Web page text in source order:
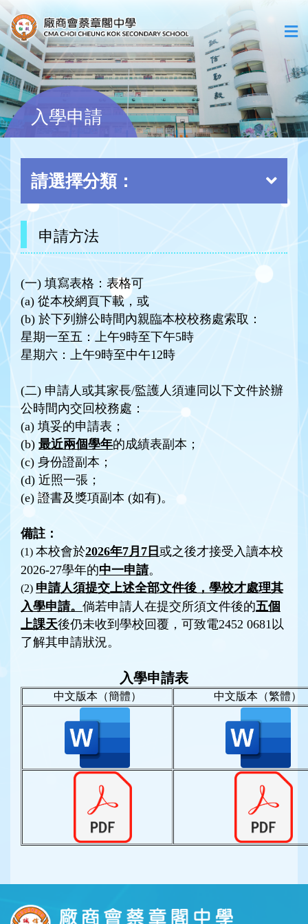
入學申請
請選擇分類：
申請方法
(一) 填寫表格：表格可
(a) 從本校網頁下載，或
(b) 於下列辦公時間內親臨本校校務處索取：
星期一至五：上午9時至下午5時
星期六：上午9時至中午12時
(二) 申請人或其家長/監護人須連同以下文件於辦
公時間內交回校務處：
(a) 填妥的申請表；
(b) 最近兩個學年的成績表副本；
(c) 身份證副本；
(d) 近照一張；
(e) 證書及獎項副本 (如有)。
備註：
(1) 本校會於2026年7月7日 或之後才接受入讀本校
2026-27學年的中一申請。
(2) 申請人須提交上述全部文件後，學校才處理其
入學申請。 倘若申請人在提交所須文件後的五個
上課天後仍未收到學校回覆，可致電2452 0681以
了解其申請狀況。
入學申請表
中文版本（簡體） 中文版本（繁體）